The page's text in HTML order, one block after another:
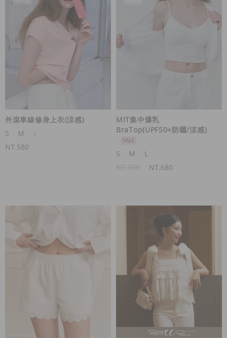
外滾車線修身上衣(涼感)
S
M
NT.580
MIT集中爆乳
BraTop(UPF50+防曬/涼感)
S M
L
NT.680